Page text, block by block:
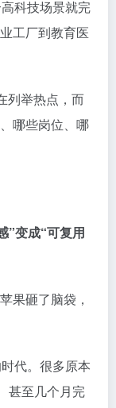
科技场景就完
工厂到教育医
列举热点，而
哪些岗位、哪
”变成“可复用
果砸了脑袋，
代。很多原本
甚至几个月完